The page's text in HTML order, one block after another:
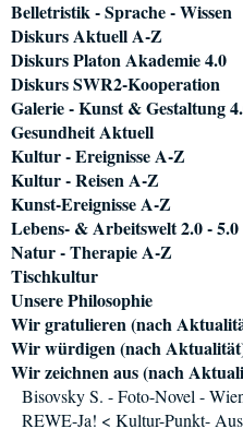
Belletristik - Sprache - Wissen
Diskurs Aktuell A-Z
Diskurs Platon Akademie 4.0
Diskurs SWR2-Kooperation
Galerie - Kunst & Gestaltung
Gesundheit Aktuell
Kultur - Ereignisse A-Z
Kultur - Reisen A-Z
Kunst-Ereignisse A-Z
Lebens- & Arbeitswelt 2.0 - 5.0
Natur - Therapie A-Z
Tischkultur
Unsere Philosophie
Wir gratulieren (nach
Wir würdigen (nach
Wir zeichnen aus (nach
Bisovsky S. - Foto-Novel -
REWE-Ja! < Kultur-Punkt-